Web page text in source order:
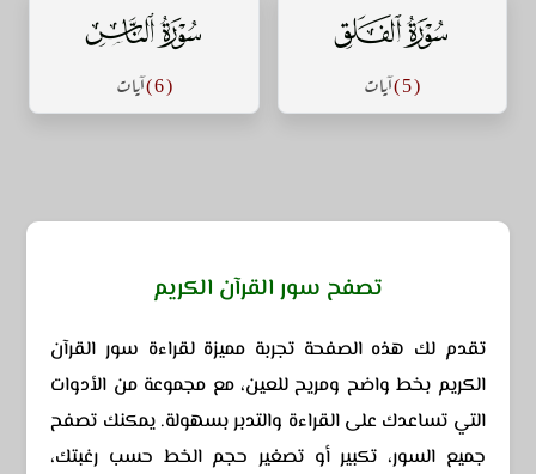
سورة الفلق
( 5 ) آيات
سورة الناس
( 6 ) آيات
تصفح سور القرآن الكريم
تقدم لك هذه الصفحة تجربة مميزة لقراءة سور القرآن
الكريم بخط واضح ومريح للعين، مع مجموعة من الأدوات
التي تساعدك على القراءة والتدبر بسهولة. يمكنك تصفح
جميع السور، تكبير أو تصغير حجم الخط حسب رغبتك،